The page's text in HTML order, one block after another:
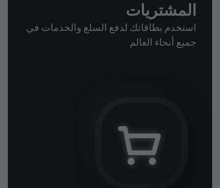
المشتريات
استخدم بطاقاتك لدفع السلع والخدمات في
جميع أنحاء العالم